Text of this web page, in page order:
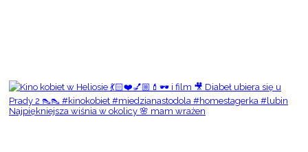
Najpiękniejsza wiśnia w okolicy 🌸 mam wrażen